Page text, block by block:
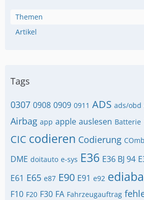
Themen
Artikel
Tags
0307 0908 0909 0911 ADS ads/obd
Airbag app apple auslesen Batterie
CIC codieren Codierung
DME doitauto e-sys E36 E36 BJ 94
E61 E65 e87 E90 E91 e92
F10 F20 F30 FA Fahrzeugauftrag